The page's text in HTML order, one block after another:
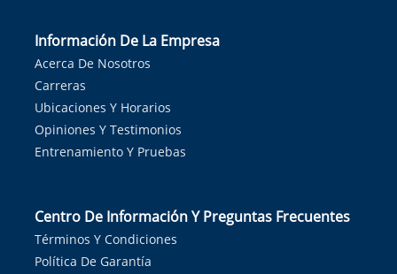
Información De La Empresa
Acerca De Nosotros
Carreras
Ubicaciones Y Horarios
Opiniones Y Testimonios
Entrenamiento Y Pruebas
Centro De Información Y Preguntas Frecuentes
Términos Y Condiciones
Política De Garantía